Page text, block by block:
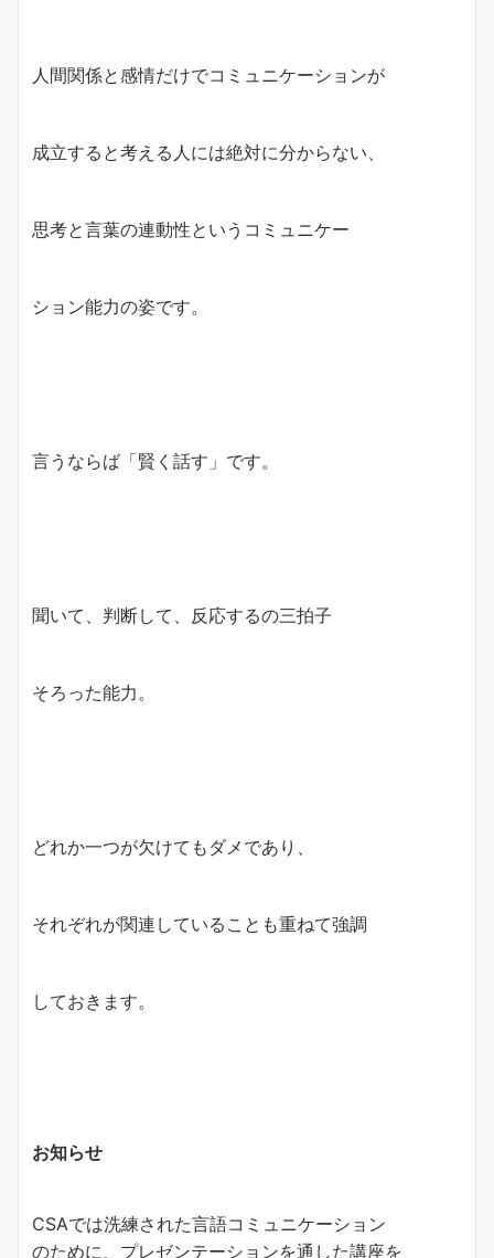
人間関係と感情だけでコミュニケーションが
成立すると考える人には絶対に分からない、
思考と言葉の連動性というコミュニケー
ション能力の姿です。
言うならば「賢く話す」です。
聞いて、判断して、反応するの三拍子
そろった能力。
どれか一つが欠けてもダメであり、
それぞれが関連していることも重ねて強調
しておきます。
お知らせ
CSAでは洗練された言語コミュニケーション
のために、プレゼンテーションを通した講座を